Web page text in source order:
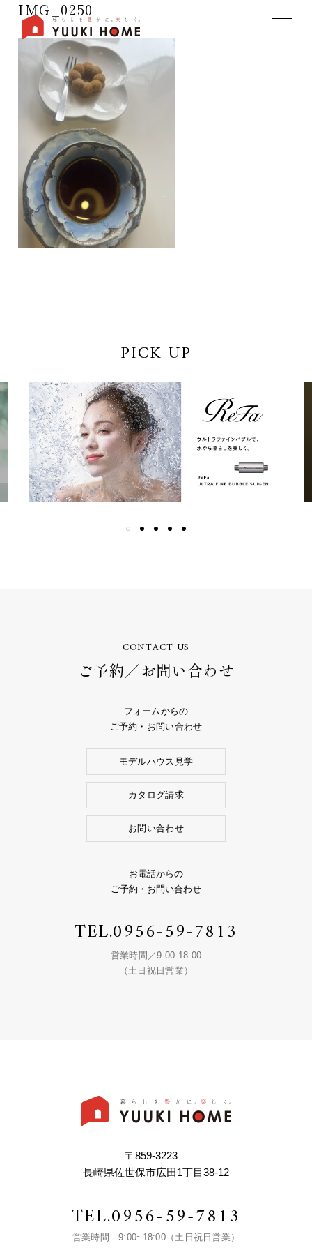
IMG_0250
PICK UP
CONTACT US
ご予約／お問い合わせ
フォームからの
ご予約・お問い合わせ
モデルハウス見学
カタログ請求
お問い合わせ
お電話からの
ご予約・お問い合わせ
TEL.0956-59-7813
営業時間／9:00-18:00
（土日祝日営業）
〒859-3223
長崎県佐世保市広田1丁目38-12
TEL.0956-59-7813
営業時間｜9:00~18:00（土日祝日営業）